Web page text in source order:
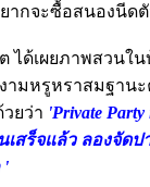
ากจะซื้อสนองนีดตั
ด้เผยภาพสวนใน
ามหรูหราสมฐาน
วยว่า 'Private Party
เสร็จแล้ว ลองจัด
'